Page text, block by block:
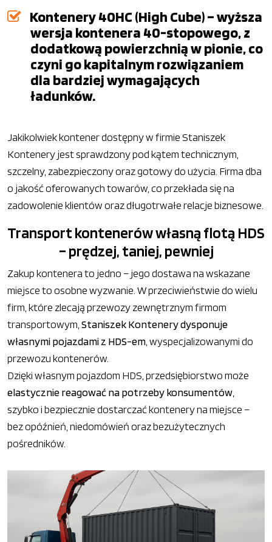
Kontenery 40HC (High Cube) – wyższa
wersja kontenera 40-stopowego, z
dodatkową powierzchnią w pionie, co
czyni go kapitalnym rozwiązaniem
dla bardziej wymagających
ładunków.
Jakikolwiek kontener dostępny w firmie Staniszek
Kontenery jest sprawdzony pod kątem technicznym,
szczelny, zabezpieczony oraz gotowy do użycia. Firma dba
o jakość oferowanych towarów, co przekłada się na
zadowolenie klientów oraz długotrwałe relacje biznesowe.
Transport kontenerów własną flotą HDS
– prędzej, taniej, pewniej
Zakup kontenera to jedno – jego dostawa na wskazane
miejsce to osobne wyzwanie. W przeciwieństwie do wielu
firm, które zlecają przewozy zewnętrznym firmom
transportowym, Staniszek Kontenery dysponuje
własnymi pojazdami z HDS-em , wyspecjalizowanymi do
przewozu kontenerów.
Dzięki własnym pojazdom HDS, przedsiębiorstwo może
elastycznie reagować na potrzeby konsumentów
szybko i bezpiecznie dostarczać kontenery na miejsce –
bez opóźnień, niedomówień oraz bezużytecznych
pośredników.